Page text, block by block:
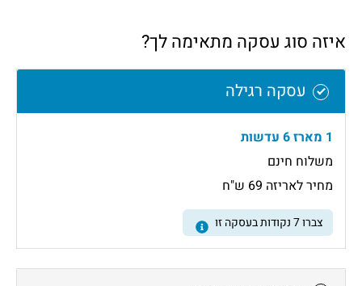
איזה סוג עסקה מתאימה לך?
עסקה רגילה
1 מארז 6 עדשות
משלוח חינם
מחיר לאריזה 69 ש"ח
צברו7נקודות בעסקה זו